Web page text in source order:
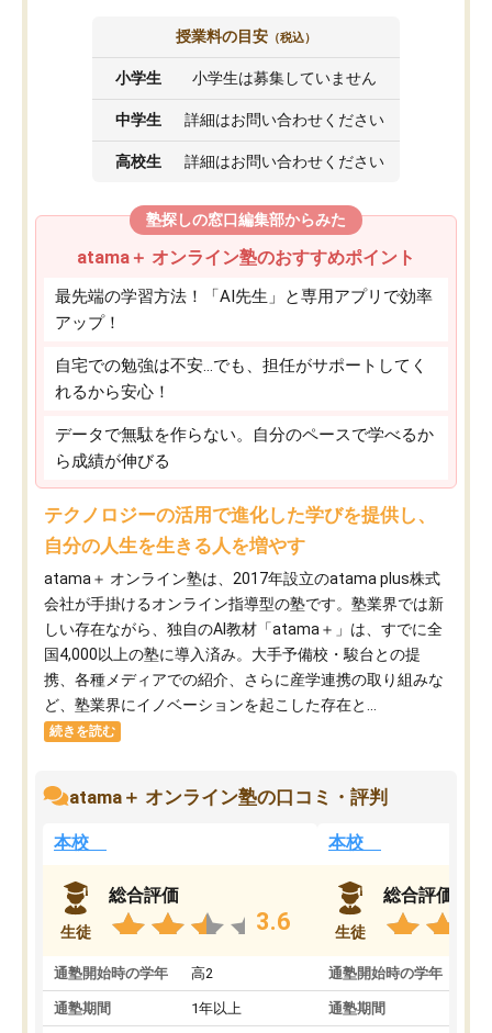
授業料の目安 （税込）
小学生 小学生は募集していません
中学生 詳細はお問い合わせください
高校生 詳細はお問い合わせください
塾探しの窓口編集部からみた
atama＋ オンライン塾のおすすめポイント
最先端の学習方法！「AI先生」と専用アプリで効率
アップ！
自宅での勉強は不安…でも、担任がサポートしてく
れるから安心！
データで無駄を作らない。自分のペースで学べるか
ら成績が伸びる
テクノロジーの活用で進化した学びを提供し、
自分の人生を生きる人を増やす
atama＋ オンライン塾は、2017年設立のatama plus株式
会社が手掛けるオンライン指導型の塾です。塾業界では新
しい存在ながら、独自のAI教材「atama＋」は、すでに全
国4,000以上の塾に導入済み。大手予備校・駿台との提
携、各種メディアでの紹介、さらに産学連携の取り組みな
ど、塾業界にイノベーションを起こした存在と...
続きを読む
atama＋ オンライン塾の口コミ・評判
本校
生徒
総合評価
3.6
通塾開始時の学年 高2
通塾期間 1年以上
本校
生徒
総合評価
通塾開始時の学年
通塾期間